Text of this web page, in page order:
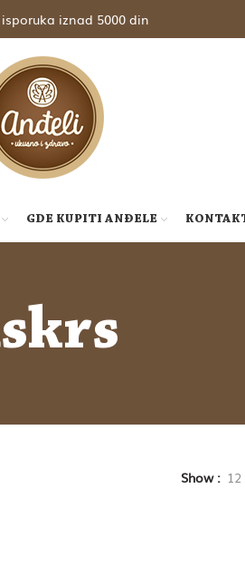
iznad 5000 din
GDE KUPITI ANĐELE
Show 12